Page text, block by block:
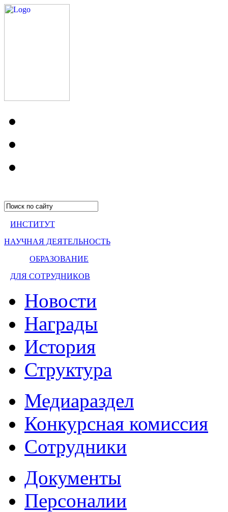
ИНСТИТУТ
НАУЧНАЯ ДЕЯТЕЛЬНОСТЬ
ОБРАЗОВАНИЕ
ДЛЯ СОТРУДНИКОВ
Новости
Награды
История
Структура
Медиараздел
Конкурсная комиссия
Сотрудники
Документы
Персоналии